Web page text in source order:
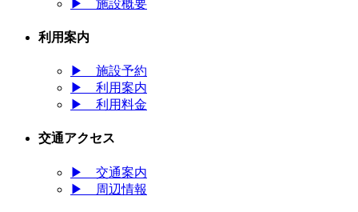
▶ 施設概要
利用案内
▶ 施設予約
▶ 利用案内
▶ 利用料金
交通アクセス
▶ 交通案内
▶
周辺情報